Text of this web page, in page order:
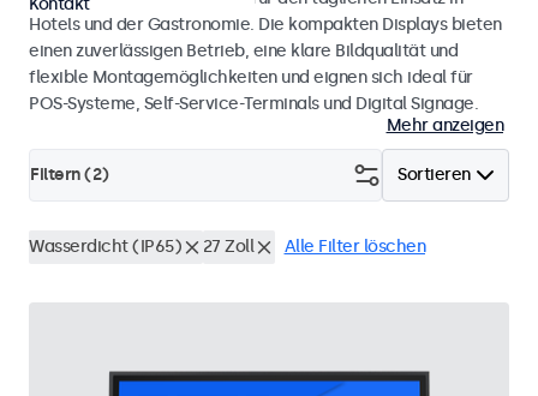
Hotels und der Gastronomie. Die kompakten Displays bieten
einen zuverlässigen Betrieb, eine klare Bildqualität und
flexible Montagemöglichkeiten und eignen sich ideal für
POS-Systeme, Self-Service-Terminals und Digital Signage.
Mehr anzeigen
Sortieren
Filtern (2)
Wasserdicht (IP65) 27 Zoll Alle Filter löschen
Kontakt